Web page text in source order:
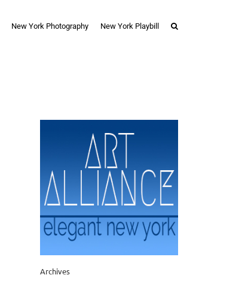
New York Photography New York Playbill
Archives